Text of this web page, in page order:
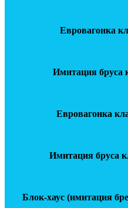
Евровагонка
Имитация бруса
Евровагонка
Имитация бруса
Блок-хаус (имитация